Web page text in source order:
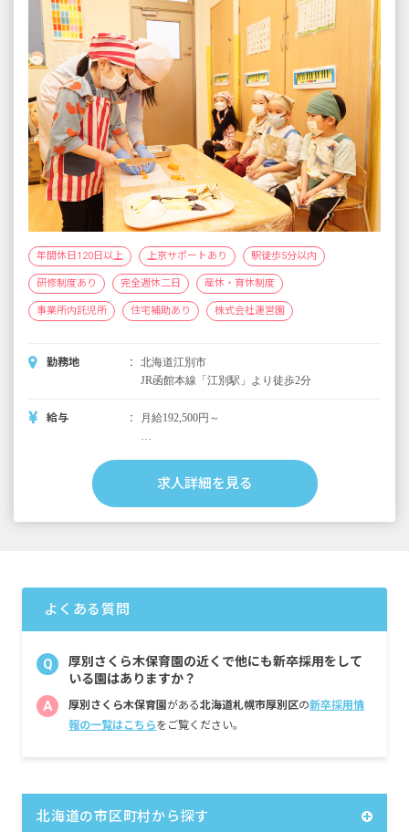
※試用期間3カ月／同条件
年間休日120日以上 上京サポートあり 駅徒歩5分以内
研修制度あり 完全週休二日 産休・育休制度
事業所内託児所 住宅補助あり 株式会社運営園
勤務地
北海道江別市
JR函館本線「江別駅」より徒歩2分
給与 月給192,500円～
■早朝手当（開園～8時）
■夜間手当（18時～閉園）
※評価期間中に基準に満たす勤務実績がない
等の事情がある場合は支給額が0円になります
※試用期間3カ月／同条件
求人詳細を見る
よくある質問
Q
厚別さくら木保育園の近くで他にも新卒採用をして
いる園はありますか？
A 厚別さくら木保育園がある北海道札幌市厚別区の新卒採用情
報の一覧はこちらをご覧ください。
北海道の市区町村から探す